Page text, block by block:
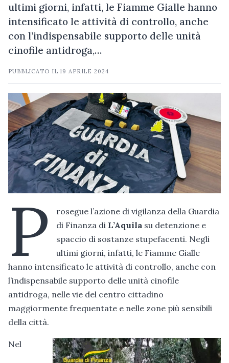
ultimi giorni, infatti, le Fiamme Gialle hanno
intensificato le attività di controllo, anche
con l’indispensabile supporto delle unità
cinofile antidroga,…
PUBBLICATO IL19 APRILE 2024
P
rosegue l’azione di vigilanza della Guardia
di Finanza di L’Aquila su detenzione e
spaccio di sostanze stupefacenti. Negli
ultimi giorni, infatti, le Fiamme Gialle
hanno intensificato le attività di controllo, anche con
l’indispensabile supporto delle unità cinofile
antidroga, nelle vie del centro cittadino
maggiormente frequentate e nelle zone più sensibili
della città.
Nel